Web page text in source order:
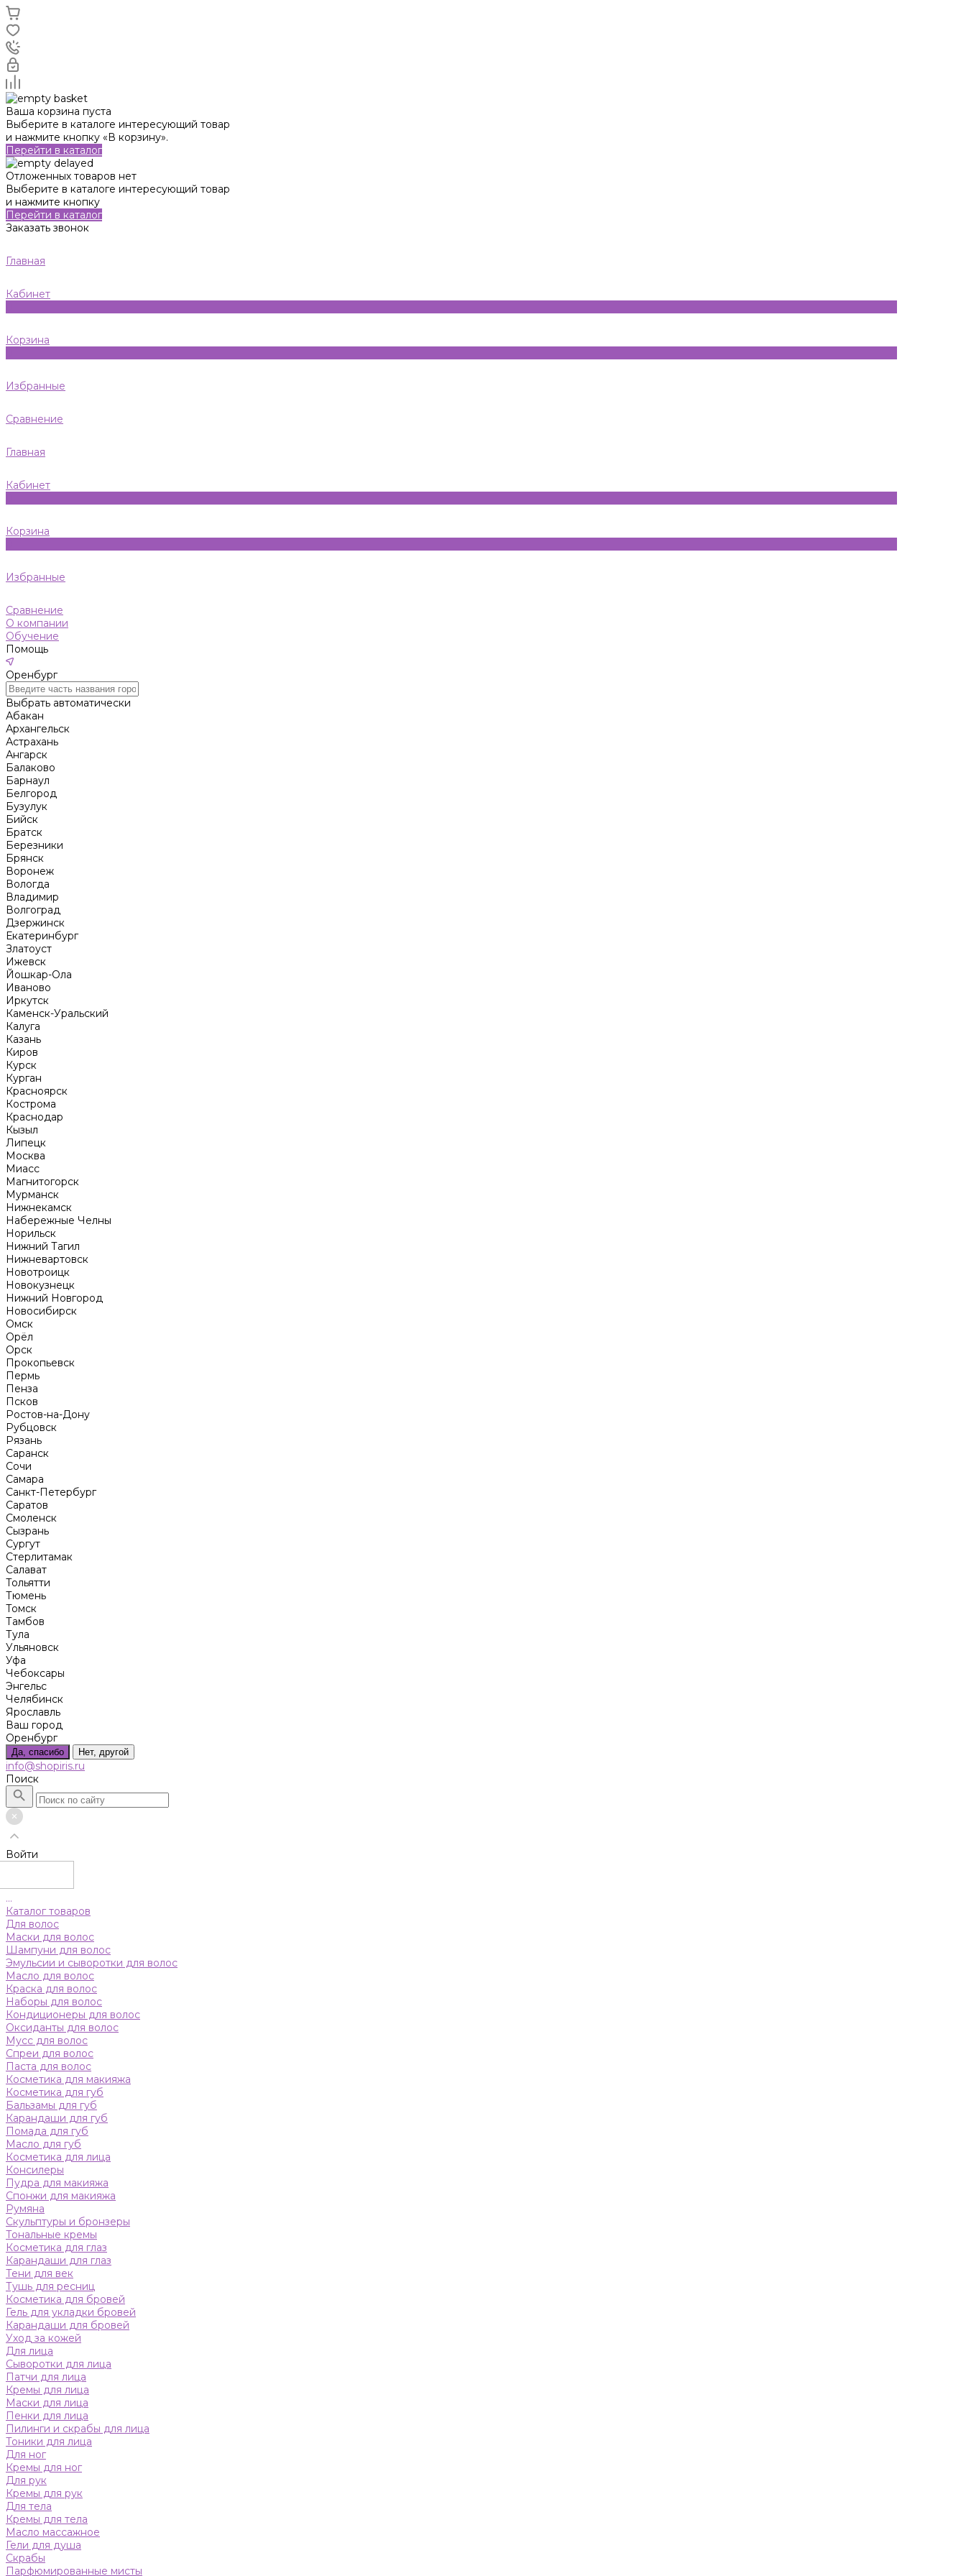
Ваша корзина пуста
Выберите в каталоге интересующий товар
и нажмите кнопку «В корзину».
Перейти в каталог
Отложенных товаров нет
Выберите в каталоге интересующий товар
и нажмите кнопку
Перейти в каталог
Заказать звонок
Главная
Кабинет
Корзина
Избранные
Сравнение
Главная
Кабинет
Корзина
Избранные
Сравнение
О компании
Обучение
Помощь
Оренбург
Выбрать автоматически
Абакан
Архангельск
Астрахань
Ангарск
Балаково
Барнаул
Белгород
Бузулук
Бийск
Братск
Березники
Брянск
Воронеж
Вологда
Владимир
Волгоград
Дзержинск
Екатеринбург
Златоуст
Ижевск
Йошкар-Ола
Иваново
Иркутск
Каменск-Уральский
Калуга
Казань
Киров
Курск
Курган
Красноярск
Кострома
Краснодар
Кызыл
Липецк
Москва
Миасс
Магнитогорск
Мурманск
Нижнекамск
Набережные Челны
Норильск
Нижний Тагил
Нижневартовск
Новотроицк
Новокузнецк
Нижний Новгород
Новосибирск
Омск
Орёл
Орск
Прокопьевск
Пермь
Пенза
Псков
Ростов-на-Дону
Рубцовск
Рязань
Саранск
Сочи
Самара
Санкт-Петербург
Саратов
Смоленск
Сызрань
Сургут
Стерлитамак
Салават
Тольятти
Тюмень
Томск
Тамбов
Тула
Ульяновск
Уфа
Чебоксары
Энгельс
Челябинск
Ярославль
Ваш город
Оренбург
Да, спасибо Нет, другой
info@shopiris.ru
Поиск
Войти
...
Каталог товаров
Для волос
Маски для волос
Шампуни для волос
Эмульсии и сыворотки для волос
Масло для волос
Краска для волос
Наборы для волос
Кондиционеры для волос
Оксиданты для волос
Мусс для волос
Спреи для волос
Паста для волос
Косметика для макияжа
Косметика для губ
Бальзамы для губ
Карандаши для губ
Помада для губ
Масло для губ
Косметика для лица
Консилеры
Пудра для макияжа
Спонжи для макияжа
Румяна
Скульптуры и бронзеры
Тональные кремы
Косметика для глаз
Карандаши для глаз
Тени для век
Тушь для ресниц
Косметика для бровей
Гель для укладки бровей
Карандаши для бровей
Уход за кожей
Для лица
Сыворотки для лица
Патчи для лица
Кремы для лица
Маски для лица
Пенки для лица
Пилинги и скрабы для лица
Тоники для лица
Для ног
Кремы для ног
Для рук
Кремы для рук
Для тела
Кремы для тела
Масло массажное
Гели для душа
Скрабы
Парфюмированные мисты